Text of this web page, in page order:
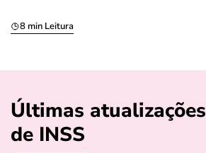
8 min Leitura
Últimas atualizações
de INSS